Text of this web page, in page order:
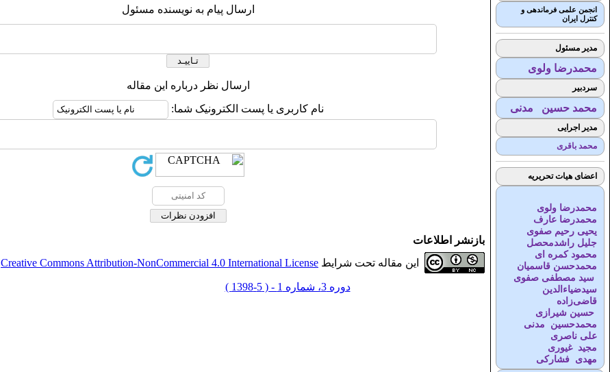
انجمن علمی فرماندهی و
کنترل ایران
مدیر مسئول
محمدرضا ولوی
سردبیر
محمد حسین مدنی
مدیر اجرایی
محمد باقری
اعضای هیات تحریریه
محمدرضا ولوی
محمدرضا عارف
یحیی رحیم صفوی
جلیل راشدمحصل
محمود کمره ای
محمدحسن قاسمیان
سید مصطفی صفوی
سیدضیاء‌الدین
قاضی‌زاده
حسین شیرازی
محمدحسین مدنی
علی ناصری
مجید غیوری
مهدی فشارکی
ارسال پیام به نویسنده مسئول
ارسال نظر درباره این مقاله
نام کاربری یا پست الکترونیک شما:
بازنشر اطلاعات
این مقاله تحت شرایط Creative Commons Attribution-NonCommercial 4.0 International License
دوره 3، شماره 1 - ( 5-1398 )